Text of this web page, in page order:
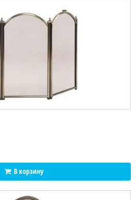
В корзину